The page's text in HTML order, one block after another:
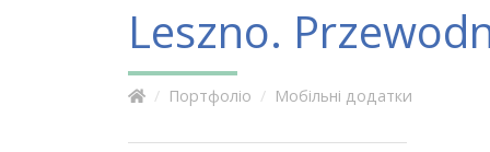
Leszno.
Портфоліо Мобільні додатки